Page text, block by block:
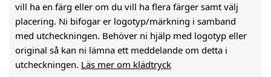
vill ha en färg eller om du vill ha flera färger samt välj
placering. Ni bifogar er logotyp/märkning i samband
med utcheckningen. Behöver ni hjälp med logotyp eller
original så kan ni lämna ett meddelande om detta i
utcheckningen. Läs mer om klädtryck